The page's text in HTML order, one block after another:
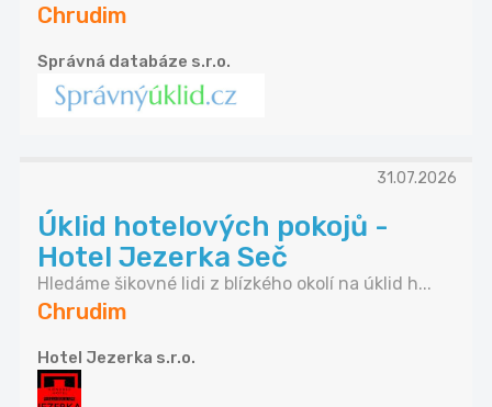
Chrudim
Správná databáze s.r.o.
31.07.2026
Úklid hotelových pokojů -
Hotel Jezerka Seč
Hledáme šikovné lidi z blízkého okolí na úklid h...
Chrudim
Hotel Jezerka s.r.o.